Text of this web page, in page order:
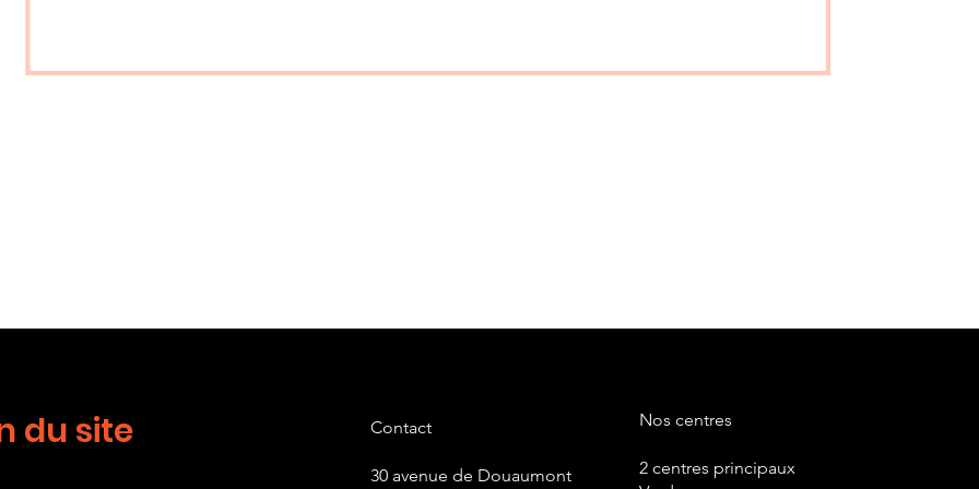
du site Contact
30 avenue de Douaumont
Nos centres
2 centres principaux